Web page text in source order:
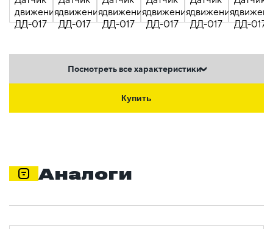
Посмотреть все характеристики
Купить
Аналоги